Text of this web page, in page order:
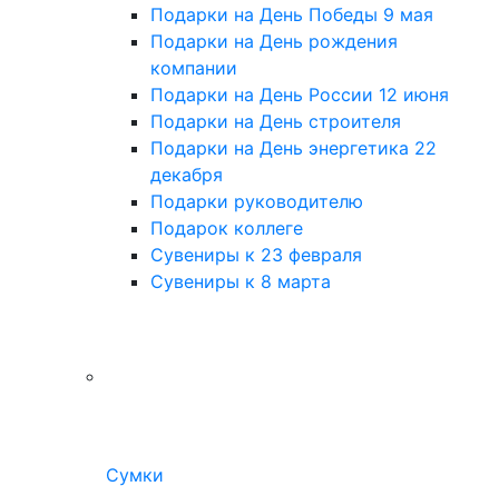
Подарки на День Победы 9 мая
Подарки на День рождения
компании
Подарки на День России 12 июня
Подарки на День строителя
Подарки на День энергетика 22
декабря
Подарки руководителю
Подарок коллеге
Сувениры к 23 февраля
Сувениры к 8 марта
Сумки